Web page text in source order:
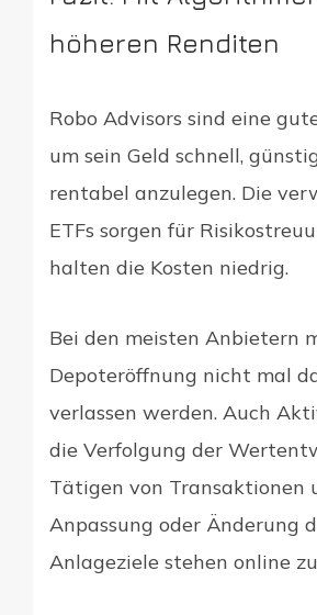
höheren Renditen
Robo Advisors sind eine
um sein Geld schnell,
rentabel anzulegen. Die
ETFs sorgen für
halten die Kosten niedrig.
Bei den meisten Anbietern
Depoteröffnung nicht mal
verlassen werden. Auch
die Verfolgung der
Tätigen von Transaktionen
Anpassung oder Änderung
Anlageziele stehen online